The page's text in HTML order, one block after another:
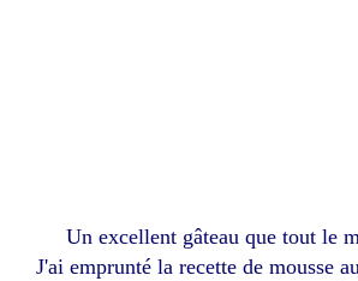
Un excellent gâteau que tout le
J'ai emprunté la recette de mousse